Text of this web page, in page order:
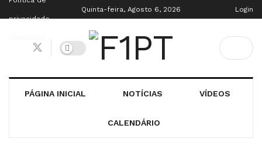
privacidade
Quinta-feira, Agosto 6, 2026 Login
PÁGINA INICIAL NOTÍCIAS VÍDEOS
CALENDÁRIO